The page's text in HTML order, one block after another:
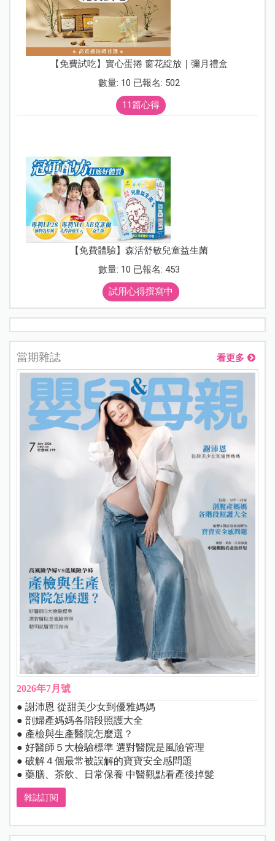
【免費試吃】實心蛋捲 窗花綻放｜彌月禮盒
數量: 10 已報名: 502
11篇心得
【免費體驗】森活舒敏兒童益生菌
數量: 10 已報名: 453
試用心得撰寫中
當期雜誌 看更多
2026年7月號
● 謝沛恩 從甜美少女到優雅媽媽
● 剖婦產媽媽各階段照護大全
● 產檢與生產醫院怎麼選？
● 好醫師５大檢驗標準 選對醫院是風險管理
● 破解４個最常被誤解的寶寶安全感問題
● 藥膳、茶飲、日常保養 中醫觀點看產後掉髮
雜誌訂閱